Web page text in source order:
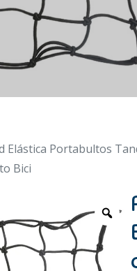
Elástica Portabultos
Bici